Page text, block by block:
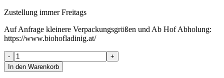
Zustellung immer Freitags
Auf Anfrage kleinere Verpackungsgrößen und Ab Hof Abholung:
https://www.biohofladinig.at/
Biofleischspezialitäten
LADINIG
-
-
+
In den Warenkorb